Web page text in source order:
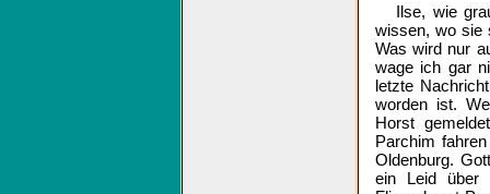
Ilse, wie
wissen, wo sie
Was wird nur
wage ich gar
letzte
worden ist.
Horst
Parchim
Oldenburg.
ein Leid über